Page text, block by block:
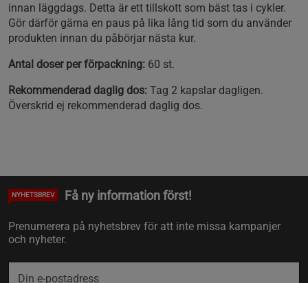
innan läggdags. Detta är ett tillskott som bäst tas i cykler.
Gör därför gärna en paus på lika lång tid som du använder
produkten innan du påbörjar nästa kur.
Antal doser per förpackning: 60 st.
Rekommenderad daglig dos: Tag 2 kapslar dagligen.
Överskrid ej rekommenderad daglig dos.
NYHETSBREV Få ny information först!
Prenumerera på nyhetsbrev för att inte missa kampanjer
och nyheter.